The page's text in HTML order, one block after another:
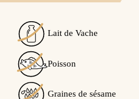
Lait de Vache
Poisson
Graines de sésame